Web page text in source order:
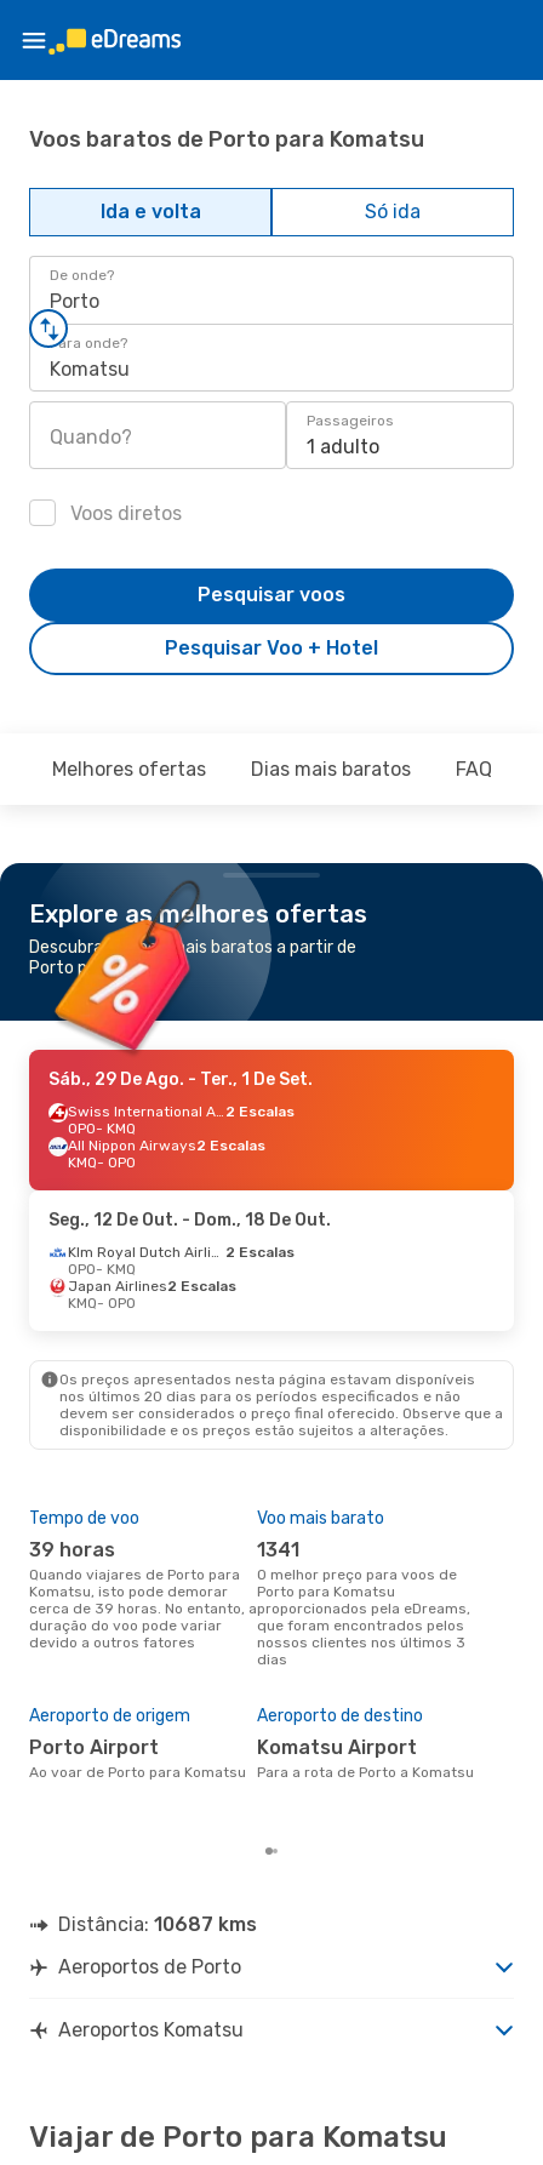
Voos baratos de Porto para Komatsu
Ida e volta Só ida
De onde?
Porto
Para onde?
Komatsu
Quando?
Passageiros
1 adulto
Voos diretos
Pesquisar Voo + Hotel
Pesquisar voos
Melhores ofertas Dias mais baratos FAQ
Explore as melhores ofertas
Descubra os voos mais baratos a partir de
Porto para Komatsu
Sáb., 29 De Ago. - Ter., 1 De Set.
Swiss International Air Lines 2 Escalas
OPO- KMQ
All Nippon Airways2 Escalas
KMQ- OPO
Seg., 12 De Out. - Dom., 18 De Out.
Klm Royal Dutch Airlines 2 Escalas
OPO- KMQ
Japan Airlines2 Escalas
KMQ- OPO
Os preços apresentados nesta página estavam disponíveis
nos últimos 20 dias para os períodos especificados e não
devem ser considerados o preço final oferecido. Observe que a
disponibilidade e os preços estão sujeitos a alterações.
Tempo de voo
39 horas
Quando viajares de Porto para
Komatsu, isto pode demorar
cerca de 39 horas. No entanto, a
duração do voo pode variar
devido a outros fatores
Voo mais barato
1341
O melhor preço para voos de
Porto para Komatsu
proporcionados pela eDreams,
que foram encontrados pelos
nossos clientes nos últimos 3
dias
Aeroporto de origem
Porto Airport
Ao voar de Porto para Komatsu
Aeroporto de destino
Komatsu Airport
Para a rota de Porto a Komatsu
Distância: 10687 kms
Aeroportos de Porto
Aeroportos Komatsu
Viajar de Porto para Komatsu